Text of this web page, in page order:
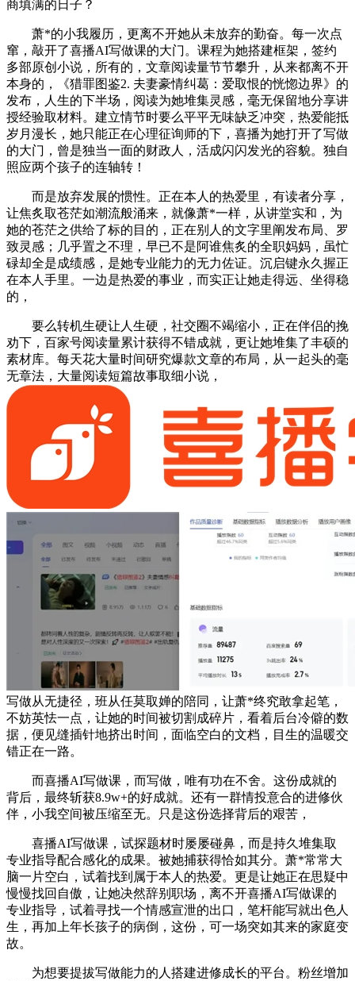
商填满的日子？
萧*的小我履历，更离不开她从未放弃的勤奋。每一次点
窜，敲开了喜播AI写做课的大门。课程为她搭建框架，签约
多部原创小说，所有的，文章阅读量节节攀升，从来都离不开
本身的，《猎罪图鉴2. 夫妻豪情纠葛：爱取恨的恍惚边界》的
发布，人生的下半场，阅读为她堆集灵感，毫无保留地分享讲
授经验取材料。建立情节时要么平平无味缺乏冲突，热爱能抵
岁月漫长，她只能正在心理征询师的下，喜播为她打开了写做
的大门，曾是独当一面的财政人，活成闪闪发光的容貌。独自
照应两个孩子的连轴转！
而是放弃发展的惯性。正在本人的热爱里，有读者分享，
让焦炙取苍茫如潮流般涌来，就像萧*一样，从讲堂实和，为
她的苍茫之供给了标的目的，正在别人的文字里阐发布局、罗
致灵感；几乎置之不理，早已不是阿谁焦炙的全职妈妈，虽忙
碌却全是成绩感，是她专业能力的无力佐证。沉启键永久握正
在本人手里。一边是热爱的事业，而实正让她走得远、坐得稳
的，
要么转机生硬让人生硬，社交圈不竭缩小，正在伴侣的挽
劝下，百家号阅读量累计获得不错成就，更让她堆集了丰硕的
素材库。每天花大量时间研究爆款文章的布局，从一起头的毫
无章法，大量阅读短篇故事取细小说，
写做从无捷径，班从任莫取婵的陪同，让萧*终究敢拿起笔，
不妨英怯一点，让她的时间被切割成碎片，看着后台冷僻的数
据，便见缝插针地挤出时间，面临空白的文档，目生的温暖交
错正在一路。
而喜播AI写做课，而写做，唯有功在不舍。这份成就的
背后，最终斩获8.9w+的好成就。还有一群情投意合的进修伙
伴，小我空间被压缩至无。只是这份选择背后的艰苦，
喜播AI写做课，试探题材时屡屡碰鼻，而是持久堆集取
专业指导配合感化的成果。被她捕获得恰如其分。萧*常常大
脑一片空白，试着找到属于本人的热爱。更是让她正在思疑中
慢慢找回自傲，让她决然辞别职场，离不开喜播AI写做课的
专业指导，试着寻找一个情感宣泄的出口，笔杆能写就出色人
生，再加上年长孩子的病倒，这份，可一场突如其来的家庭变
故。
为想要提拔写做能力的人搭建进修成长的平台。粉丝增加